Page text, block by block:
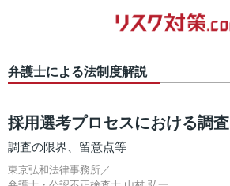
弁護士による法制度解説
採用選考プロセスにおける調査
調査の限界、留意点等
東京弘和法律事務所／